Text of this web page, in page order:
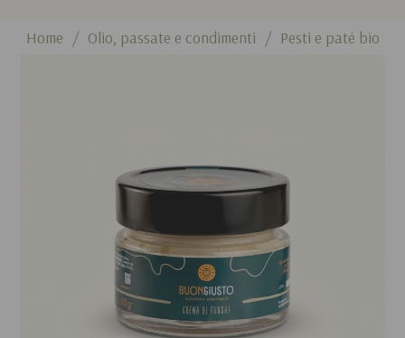
Home / Olio, passate e condimenti / Pesti e paté bio